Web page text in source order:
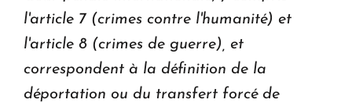
l'article 7 (crimes contre l'humanité) et
l'article 8 (crimes de guerre), et
correspondent à la définition de la
déportation ou du transfert forcé de